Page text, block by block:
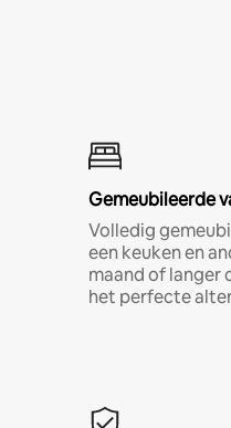
Gemeubileerde
Volledig
een keuken en
maand of langer
het perfecte